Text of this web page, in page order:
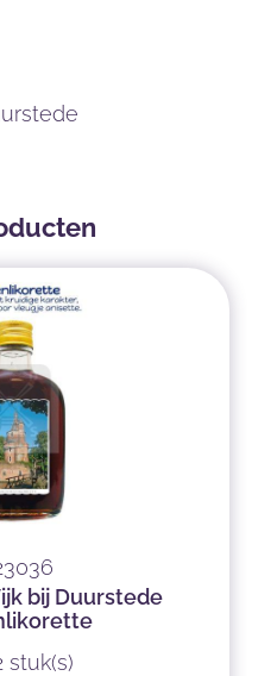
bij Duurstede
stuk(s)